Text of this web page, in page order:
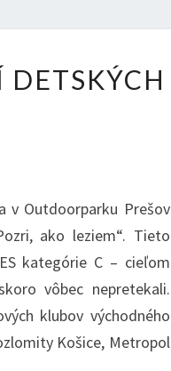
v Outdoorparku Prešov
ako leziem“. Tieto
kategórie C – cieľom
vôbec nepretekali.
klubov východného
Košice, Metropol